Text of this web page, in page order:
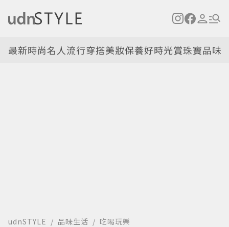
最新時尚名人流行穿搭美妝保養好時光賞珠寶品味
udnSTYLE 品味生活 吃喝玩樂